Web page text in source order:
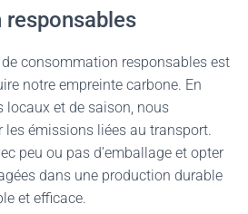
consommation responsables est
notre empreinte carbone. En
et de saison, nous
émissions liées au transport.
peu ou pas d’emballage et opter
dans une production durable
et efficace.